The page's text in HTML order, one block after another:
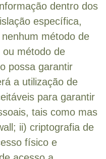
dentro dos
específica,
método de
método de
possa garantir
a utilização de
para garantir
tais como mas
ii) criptografia de
físico e